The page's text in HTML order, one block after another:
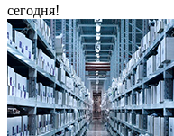
сегодня!